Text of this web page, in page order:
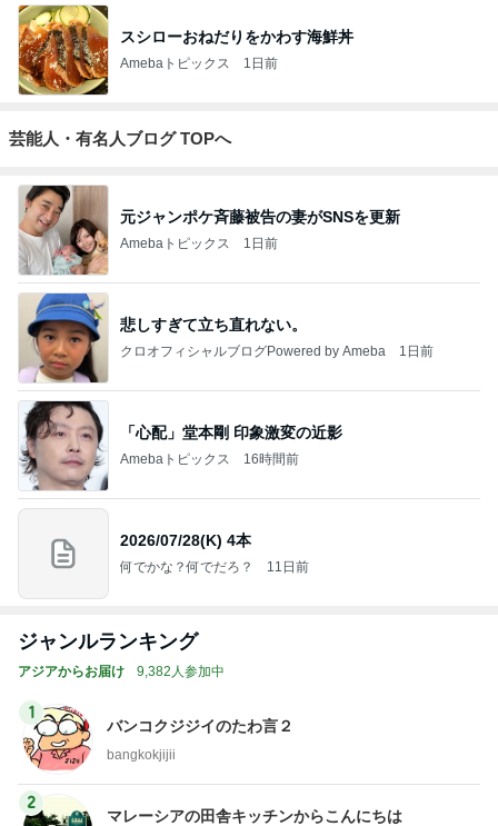
スシローおねだりをかわす海鮮丼
Amebaトピックス 1日前
芸能人・有名人ブログ TOPへ
元ジャンポケ斉藤被告の妻がSNSを更新
Amebaトピックス 1日前
悲しすぎて立ち直れない。
クロオフィシャルブログPowered by Ameba 1日前
「心配」堂本剛 印象激変の近影
Amebaトピックス 16時間前
2026/07/28(K) 4本
何でかな？何でだろ？ 11日前
ジャンルランキング
アジアからお届け 9,382人参加中
1
バンコクジジイのたわ言２
bangkokjijii
2
マレーシアの田舎キッチンからこんにちは